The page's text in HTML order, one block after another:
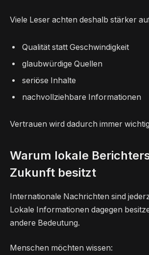
Viele Leser achten deshalb stärker
Qualität statt Geschwindigkeit
glaubwürdige Quellen
seriöse Inhalte
nachvollziehbare Informationen
Vertrauen wird dadurch immer
Warum lokale
Zukunft besitzt
Internationale Nachrichten sind
Lokale Informationen dagegen
andere Bedeutung.
Menschen möchten wissen: